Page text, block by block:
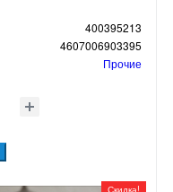
400395213
4607006903395
Прочие
Скидка!